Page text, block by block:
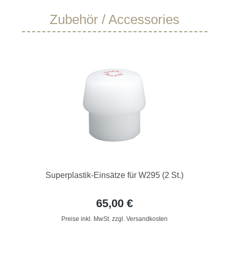
Produktgalerie überspringen
Zubehör / Accessories
Superplastik-Einsätze für W295 (2 St.)
65,00 €
Preise inkl. MwSt. zzgl. Versandkosten